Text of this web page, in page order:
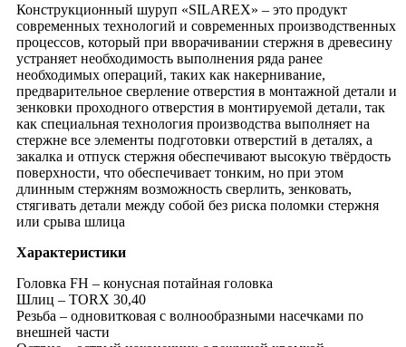
Конструкционный шуруп «SILAREX» – это продукт
современных технологий и современных производственных
процессов, который при вворачивании стержня в древесину
устраняет необходимость выполнения ряда ранее
необходимых операций, таких как накернивание,
предварительное сверление отверстия в монтажной детали и
зенковки проходного отверстия в монтируемой детали, так
как специальная технология производства выполняет на
стержне все элементы подготовки отверстий в деталях, а
закалка и отпуск стержня обеспечивают высокую твёрдость
поверхности, что обеспечивает тонким, но при этом
длинным стержням возможность сверлить, зенковать,
стягивать детали между собой без риска поломки стержня
или срыва шлица
Характеристики
Головка FH – конусная потайная головка
Шлиц – TORX 30,40
Резьба – одновитковая с волнообразными насечками по
внешней части